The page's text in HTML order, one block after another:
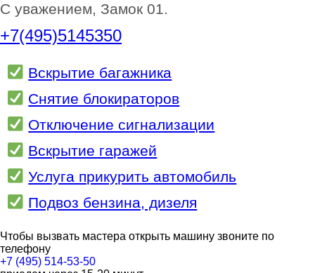
С уважением, Замок 01.
+7(495)5145350
Вскрытие багажника
Снятие блокираторов
Отключение сигнализации
Вскрытие гаражей
Услуга прикурить автомобиль
Подвоз бензина, дизеля
Чтобы вызвать мастера открыть машину звоните по
телефону
+7 (495) 514-53-50